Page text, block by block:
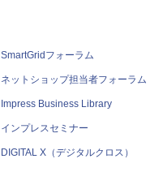
SmartGridフォーラム
ネットショップ担当者フォーラム
Impress Business Library
インプレスセミナー
DIGITAL X（デジタルクロス）